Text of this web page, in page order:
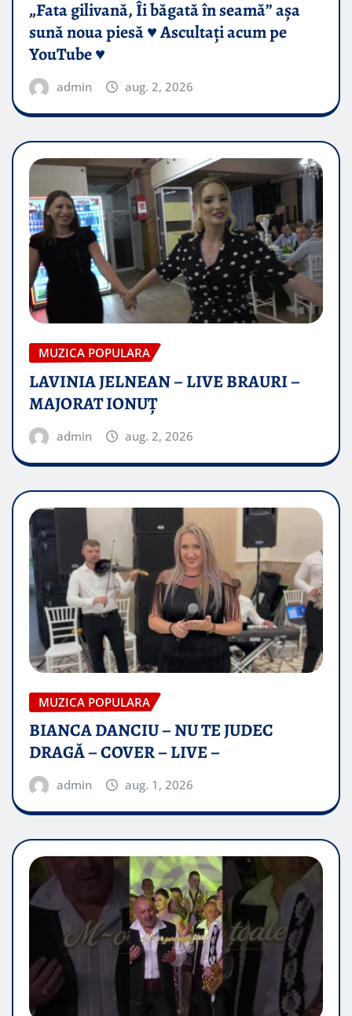
„Fata gilivană, Îi băgată în seamă” așa
sună noua piesă ♥️ Ascultați acum pe
YouTube ♥️
admin aug. 2, 2026
MUZICA POPULARA
LAVINIA JELNEAN – LIVE BRAURI –
MAJORAT IONUŢ
admin aug. 2, 2026
MUZICA POPULARA
BIANCA DANCIU – NU TE JUDEC
DRAGĂ – COVER – LIVE –
admin aug. 1, 2026